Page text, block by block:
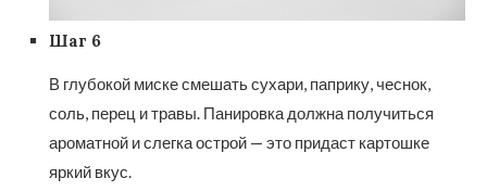
Шаг 6
В глубокой миске смешать сухари, паприку, чеснок,
соль, перец и травы. Панировка должна получиться
ароматной и слегка острой — это придаст картошке
яркий вкус.